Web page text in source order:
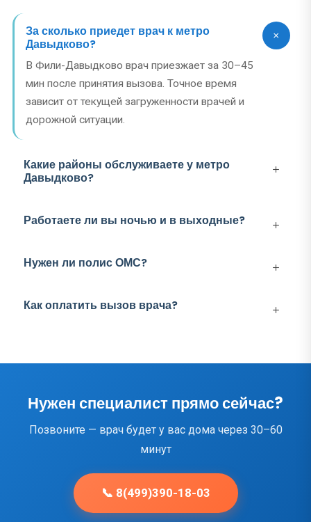
За сколько приедет врач к метро
Давыдково?
В Фили-Давыдково врач приезжает за 30–45
мин после принятия вызова. Точное время
зависит от текущей загруженности врачей и
дорожной ситуации.
Какие районы обслуживаете у метро
Давыдково?
Работаете ли вы ночью и в выходные?
Нужен ли полис ОМС?
Как оплатить вызов врача?
Нужен специалист прямо сейчас?
Позвоните — врач будет у вас дома через 30–60
минут
📞 8(499)390-18-03